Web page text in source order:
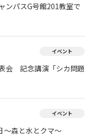
ンパスG号館201教室で
イベント
会 記念講演「シカ問題
イベント
～森と水とクマ～